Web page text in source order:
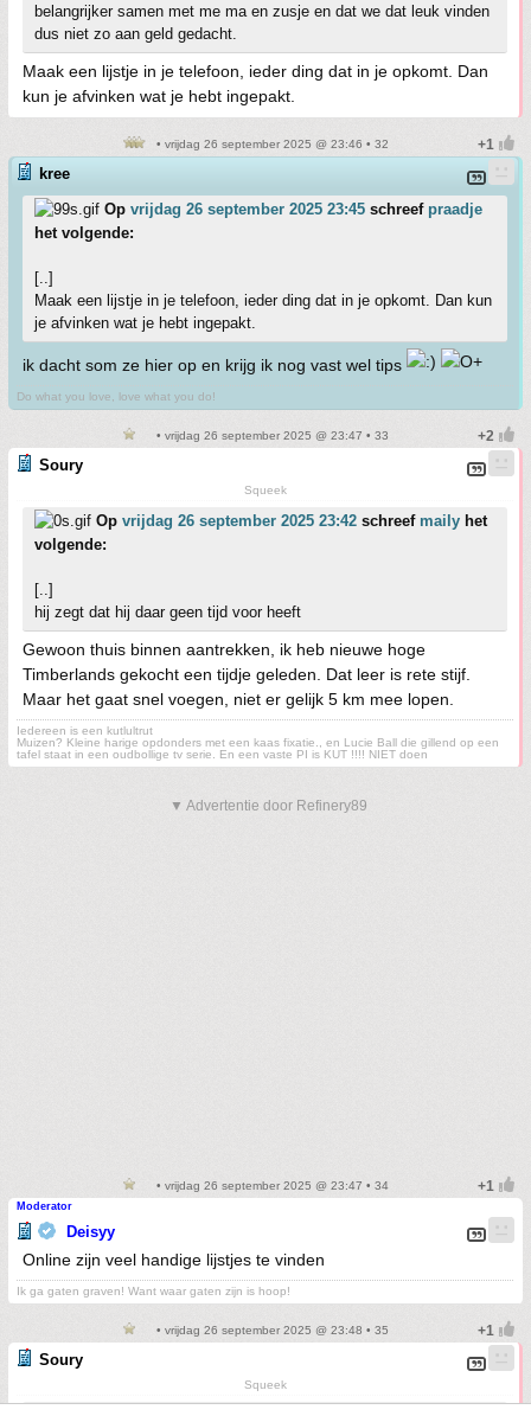
belangrijker samen met me ma en zusje en dat we dat leuk vinden
dus niet zo aan geld gedacht.
Maak een lijstje in je telefoon, ieder ding dat in je opkomt. Dan
kun je afvinken wat je hebt ingepakt.
• vrijdag 26 september 2025 @ 23:46 • 32
kree
Op vrijdag 26 september 2025 23:45 schreef praadje
het volgende:
[..]
Maak een lijstje in je telefoon, ieder ding dat in je opkomt. Dan kun
je afvinken wat je hebt ingepakt.
ik dacht som ze hier op en krijg ik nog vast wel tips
Do what you love, love what you do!
• vrijdag 26 september 2025 @ 23:47 • 33
Soury
Squeek
Op vrijdag 26 september 2025 23:42 schreef maily het
volgende:
[..]
hij zegt dat hij daar geen tijd voor heeft
Gewoon thuis binnen aantrekken, ik heb nieuwe hoge
Timberlands gekocht een tijdje geleden. Dat leer is rete stijf.
Maar het gaat snel voegen, niet er gelijk 5 km mee lopen.
Iedereen is een kutlultrut
Muizen? Kleine harige opdonders met een kaas fixatie., en Lucie Ball die gillend op een
tafel staat in een oudbollige tv serie. En een vaste PI is KUT !!!! NIET doen
▼ Advertentie door Refinery89
• vrijdag 26 september 2025 @ 23:47 • 34
Moderator
Deisyy
Online zijn veel handige lijstjes te vinden
Ik ga gaten graven! Want waar gaten zijn is hoop!
• vrijdag 26 september 2025 @ 23:48 • 35
Soury
Squeek